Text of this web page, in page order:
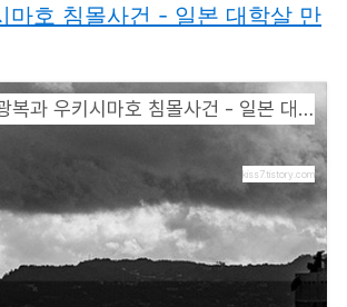
마호 침몰사건 - 일본 대학살 만
광복과 우키시마호 침몰사건 - 일본 대학살 만행 1
kiss7.tistory.com